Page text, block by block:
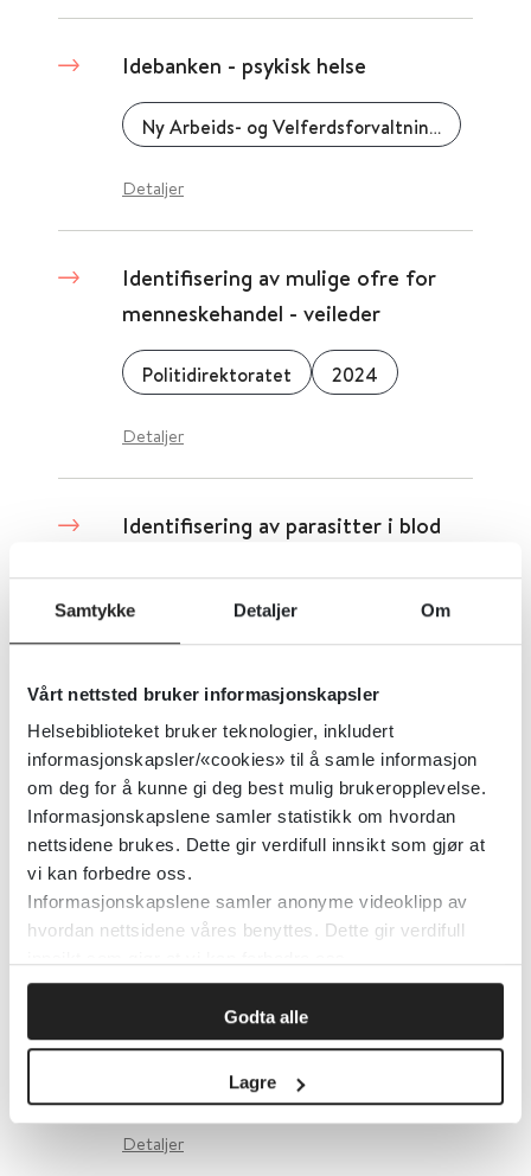
Samtykke Detaljer Om
Vårt nettsted bruker informasjonskapsler
Helsebiblioteket bruker teknologier, inkludert
informasjonskapsler/«cookies» til å samle informasjon
om deg for å kunne gi deg best mulig brukeropplevelse.
Informasjonskapslene samler statistikk om hvordan
nettsidene brukes. Dette gir verdifull innsikt som gjør at
vi kan forbedre oss.
Informasjonskapslene samler anonyme videoklipp av
hvordan nettsidene våres benyttes. Dette gir verdifull
Godta alle
Lagre
Idebanken - psykisk helse
Ny Arbeids- og Velferdsforvaltning (NAV)
Detaljer
Identifisering av mulige ofre for
menneskehandel - veileder
Politidirektoratet 2024
Detaljer
Identifisering av parasitter i blod
Centers for Disease Control & Prevention (CDC)
Detaljer
Identifisering av preparater i
Medicin (dansk kilde)
2015
Detaljer
Identifisering av tabletter og
kapsler i FASS (svensk kilde)
Detaljer